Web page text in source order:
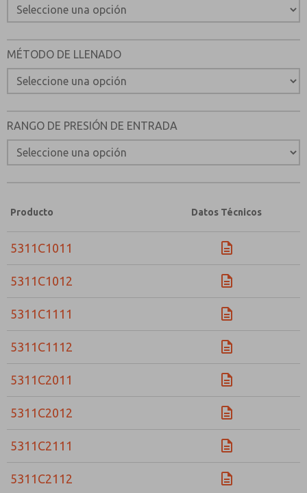
MÉTODO DE LLENADO
RANGO DE PRESIÓN DE ENTRADA
Producto Datos Técnicos
5311C1011
5311C1012
5311C1111
5311C1112
5311C2011
5311C2012
5311C2111
5311C2112